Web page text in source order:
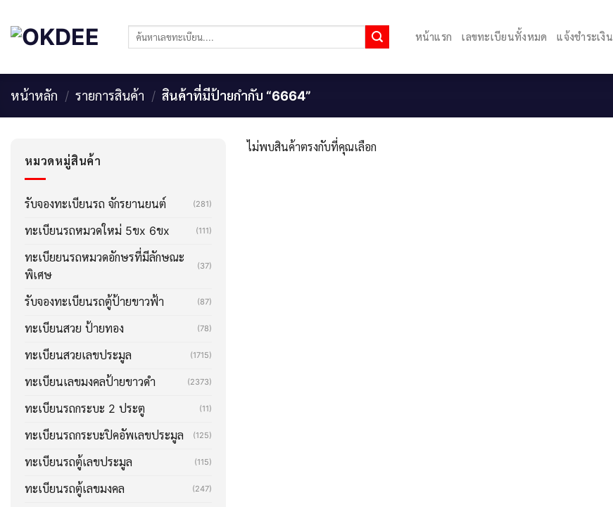
content
ค้นหา: หน้าแรก เลขทะเบียนทั้งหมด แจ้งชำระเงิน
หน้าหลัก / รายการสินค้า / สินค้าที่มีป้ายกำกับ “6664”
หมวดหมู่สินค้า
รับจองทะเบียนรถ จักรยานยนต์ (281)
ทะเบียนรถหมวดใหม่ 5ขx 6ขx (111)
ทะเบียยนรถหมวดอักษรที่มีลักษณะ
พิเศษ
(37)
รับจองทะเบียนรถตู้ป้ายขาวฟ้า (87)
ทะเบียนสวย ป้ายทอง (78)
ทะเบียนสวยเลขประมูล (1715)
ทะเบียนเลขมงคลป้ายขาวดำ (2373)
ทะเบียนรถกระบะ 2 ประตู (11)
ทะเบียนรถกระบะปิคอัพเลขประมูล (125)
ทะเบียนรถตู้เลขประมูล (115)
ทะเบียนรถตู้เลขมงคล (247)
ไม่พบสินค้าตรงกับที่คุณเลือก